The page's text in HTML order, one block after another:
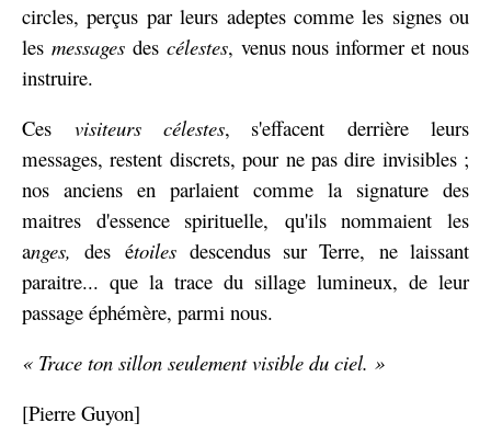
circles, perçus par leurs adeptes comme les signes ou
les messagesdes célestes, venus nous informer et nous
instruire.
Ces visiteurs célestes, s'effacent derrière leurs
messages, restent discrets, pour ne pas dire invisibles ;
nos anciens en parlaient comme la signature des
maitres d'essence spirituelle, qu'ils nommaient les
anges,des étoilesdescendus sur Terre, ne laissant
paraitre... que la trace du sillage lumineux, de leur
passage éphémère, parmi nous.
« Trace ton sillon seulement visible du ciel. »
[Pierre Guyon]